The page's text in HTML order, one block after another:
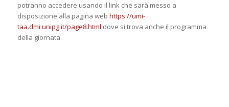
potranno accedere usando il link che sarà messo a
disposizione alla pagina web https://umi-
taa.dmi.unipg.it/page8.html dove si trova anche il programma
della giornata.